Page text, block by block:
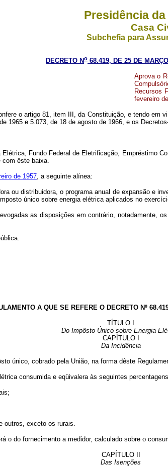
Presidência
Casa
Subchefia para
DECRETO No 68.419, DE 25 DE
Aprova o
Recursos
fevereiro
o artigo 81, item III, da Constituição, e tendo em
1965 e 5.073, de 18 de agosto de 1966, e os
Fundo Federal de Eletrificação, Empréstimo
com êste baixa.
de 1957, a seguinte alínea:
ou distribuidora, o programa anual de expansão e
único sobre energia elétrica aplicados no
as disposições em contrário, notadamente, os
A QUE SE REFERE O DECRETO Nº
TÍTULO I
Do Impôsto Único sobre Energia
CAPÍTULO I
Da Incidência
único, cobrado pela União, na forma dêste
consumida e eqüivalera às seguintes
exceto os rurais.
o do fornecimento a medidor, calculado sobre o
CAPÍTULO II
Das Isenções